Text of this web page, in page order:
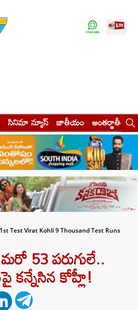
సినిమా న్యూస్ జాతీయం అంతర్జాతీయం
Test Virat Kohli 9 Thousand Test Runs
53 పరుగులే..
కన్నేసిన కోహ్లీ!